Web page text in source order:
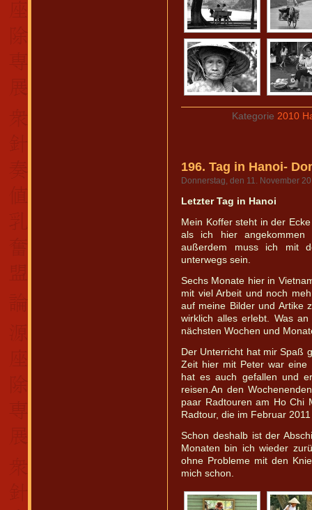
Kategorie 2010
196. Tag in Hanoi-
Donnerstag, den 11. November
Letzter Tag in Hanoi
Mein Koffer steht in der
als ich hier
außerdem muss ich mit
unterwegs sein.
Sechs Monate hier in
mit viel Arbeit und noch
auf meine Bilder und Artike
wirklich alles erlebt. Was
nächsten Wochen und
Der Unterricht hat mir Spaß
Zeit hier mit Peter war eine
hat es auch gefallen und
reisen.An den
paar Radtouren am Ho Chi
Radtour, die im Februar
Schon deshalb ist der
Monaten bin ich wieder
ohne Probleme mit den
mich schon.